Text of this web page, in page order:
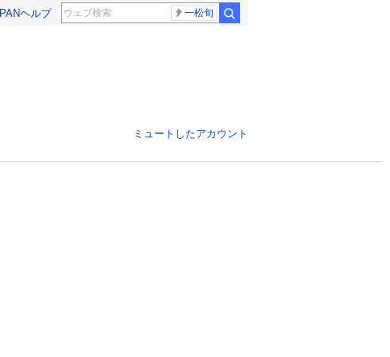
ヘルプ 一松旬
ミュートしたアカウント